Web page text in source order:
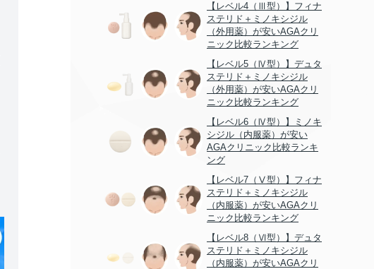
【レベル4（Ⅲ型）】フィナ
ステリド＋ミノキシジル
（外用薬）が安いAGAクリ
ニック比較ランキング
【レベル5（Ⅳ型）】デュタ
ステリド＋ミノキシジル
（外用薬）が安いAGAクリ
ニック比較ランキング
【レベル6（Ⅳ型）】ミノキ
シジル（内服薬）が安い
AGAクリニック比較ランキ
ング
【レベル7（Ⅴ型）】フィナ
ステリド＋ミノキシジル
（内服薬）が安いAGAクリ
ニック比較ランキング
【レベル8（Ⅵ型）】デュタ
ステリド＋ミノキシジル
（内服薬）が安いAGAクリ